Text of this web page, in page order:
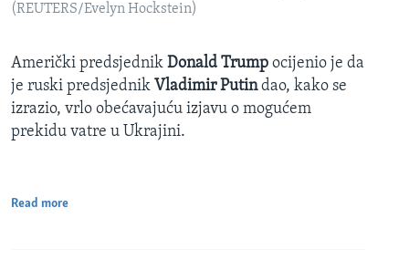
(REUTERS/Evelyn Hockstein)
Američki predsjednik Donald Trump ocijenio je da
je ruski predsjednik Vladimir Putindao, kako se
izrazio, vrlo obećavajuću izjavu o mogućem
prekidu vatre u Ukrajini.
Read more